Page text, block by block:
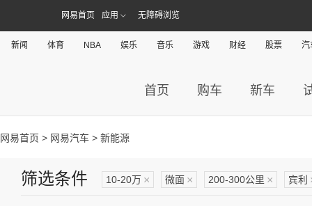
网易首页 应用 无障碍浏览
新闻 体育 NBA 娱乐 音乐 游戏 财经 股票 汽
首页 购车 新车
网易首页 > 网易汽车 > 新能源
筛选条件 10-20万 × 微面 × 200-300公里 × 宾利